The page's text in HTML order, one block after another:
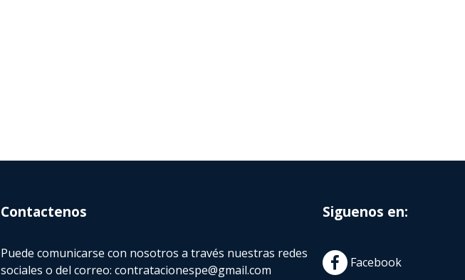
Contactenos
Puede comunicarse con nosotros a través nuestras redes
sociales o del correo:contratacionespe@gmail.com
Siguenos en:
Facebook